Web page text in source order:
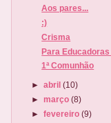
Aos pares...
:)
Crisma
Para
1ª Comunhão
►abril(10)
►março(8)
►fevereiro(9)